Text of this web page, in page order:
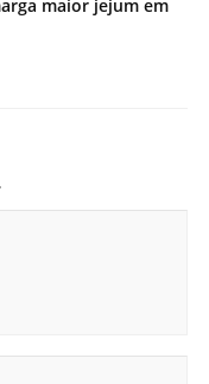
maior jejum em